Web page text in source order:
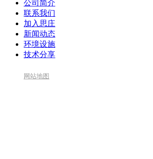
公司简介
联系我们
加入思庄
新闻动态
环境设施
技术分享
网站地图